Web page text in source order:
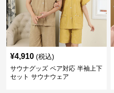
¥4,910 (税込)
サウナグッズ ペア対応 半袖上下
セット サウナウェア